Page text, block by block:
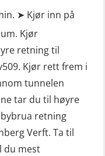
m/E-læring
m/E-læring
livbåt –
repetisjon
(LSP103)
➤ Kjør inn på
Kjør
retning til
Kjør rett frem i
tunnelen
tar du til høyre
retning
Verft. Ta til
du mest